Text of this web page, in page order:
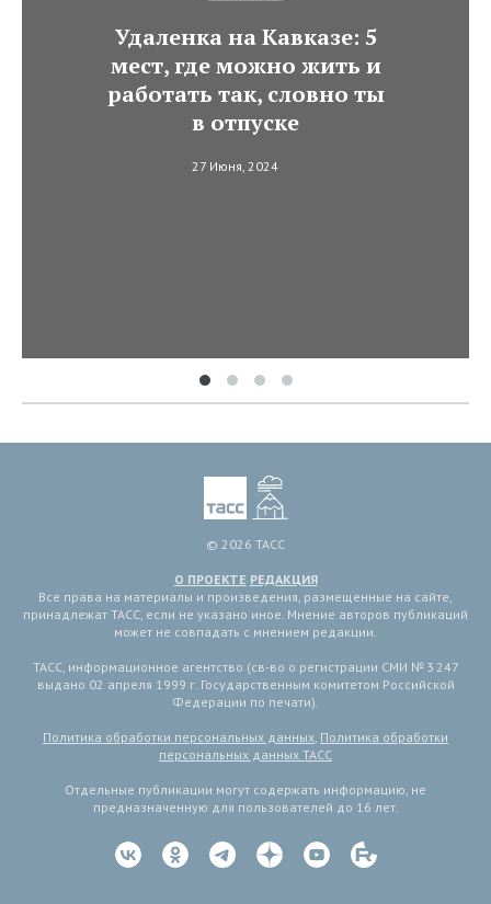
Удаленка на Кавказе: 5
мест, где можно жить и
работать так, словно ты
в отпуске
27 Июня, 2024
© 2026 ТАСС
О ПРОЕКТЕ РЕДАКЦИЯ
Все права на материалы и произведения, размещенные на сайте,
принадлежат ТАСС, если не указано иное. Мнение авторов публикаций
может не совпадать с мнением редакции.
ТАСС, информационное агентство (св-во о регистрации СМИ № 3 247
выдано 02 апреля 1999 г. Государственным комитетом Российской
Федерации по печати).
Политика обработки персональных данных, Политика обработки
персональных данных ТАСС
Отдельные публикации могут содержать информацию, не
предназначенную для пользователей до 16 лет.